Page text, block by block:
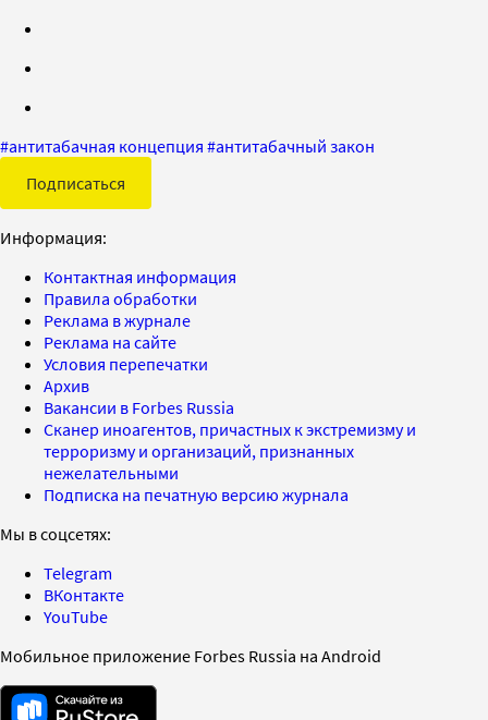
#антитабачная концепция #антитабачный закон
Подписаться
Информация:
Контактная информация
Правила обработки
Реклама в журнале
Реклама на сайте
Условия перепечатки
Архив
Вакансии в Forbes Russia
Сканер иноагентов, причастных к экстремизму и
терроризму и организаций, признанных
нежелательными
Подписка на печатную версию журнала
Мы в соцсетях:
Telegram
ВКонтакте
YouTube
Мобильное приложение Forbes Russia на Android